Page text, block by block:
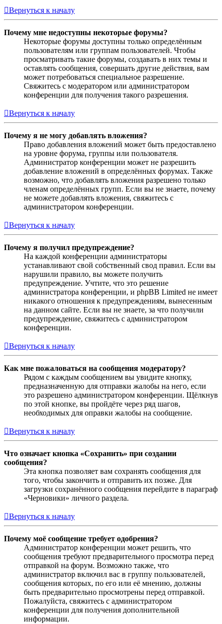
Вернуться к началу
Почему мне недоступны некоторые форумы?
Некоторые форумы доступны только определённым
пользователям или группам пользователей. Чтобы
просматривать такие форумы, создавать в них темы и
оставлять сообщения, совершать другие действия, вам
может потребоваться специальное разрешение.
Свяжитесь с модератором или администратором
конференции для получения такого разрешения.
Вернуться к началу
Почему я не могу добавлять вложения?
Право добавления вложений может быть предоставлено
на уровне форума, группы или пользователя.
Администратор конференции может не разрешить
добавление вложений в определённых форумах. Также
возможно, что добавлять вложения разрешено только
членам определённых групп. Если вы не знаете, почему
не можете добавлять вложения, свяжитесь с
администратором конференции.
Вернуться к началу
Почему я получил предупреждение?
На каждой конференции администраторы
устанавливают свой собственный свод правил. Если вы
нарушили правило, вы можете получить
предупреждение. Учтите, что это решение
администратора конференции, и phpBB Limited не имеет
никакого отношения к предупреждениям, вынесенным
на данном сайте. Если вы не знаете, за что получили
предупреждение, свяжитесь с администратором
конференции.
Вернуться к началу
Как мне пожаловаться на сообщения модератору?
Рядом с каждым сообщением вы увидите кнопку,
предназначенную для отправки жалобы на него, если
это разрешено администратором конференции. Щёлкнув
по этой кнопке, вы пройдёте через ряд шагов,
необходимых для оправки жалобы на сообщение.
Вернуться к началу
Что означает кнопка «Сохранить» при создании
сообщения?
Эта кнопка позволяет вам сохранять сообщения для
того, чтобы закончить и отправить их позже. Для
загрузки сохранённого сообщения перейдите в параграф
«Черновики» личного раздела.
Вернуться к началу
Почему моё сообщение требует одобрения?
Администратор конференции может решить, что
сообщения требуют предварительного просмотра перед
отправкой на форум. Возможно также, что
администратор включил вас в группу пользователей,
сообщения которых, по его или её мнению, должны
быть предварительно просмотрены перед отправкой.
Пожалуйста, свяжитесь с администратором
конференции для получения дополнительной
информации.